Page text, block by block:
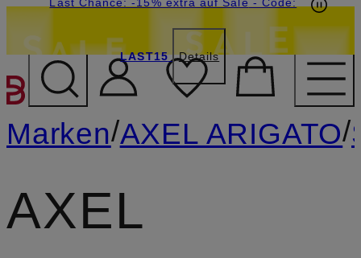
ZUM HAUPTINHALT
LAST15 Details
Marken/AXEL ARIGATO/
AXEL